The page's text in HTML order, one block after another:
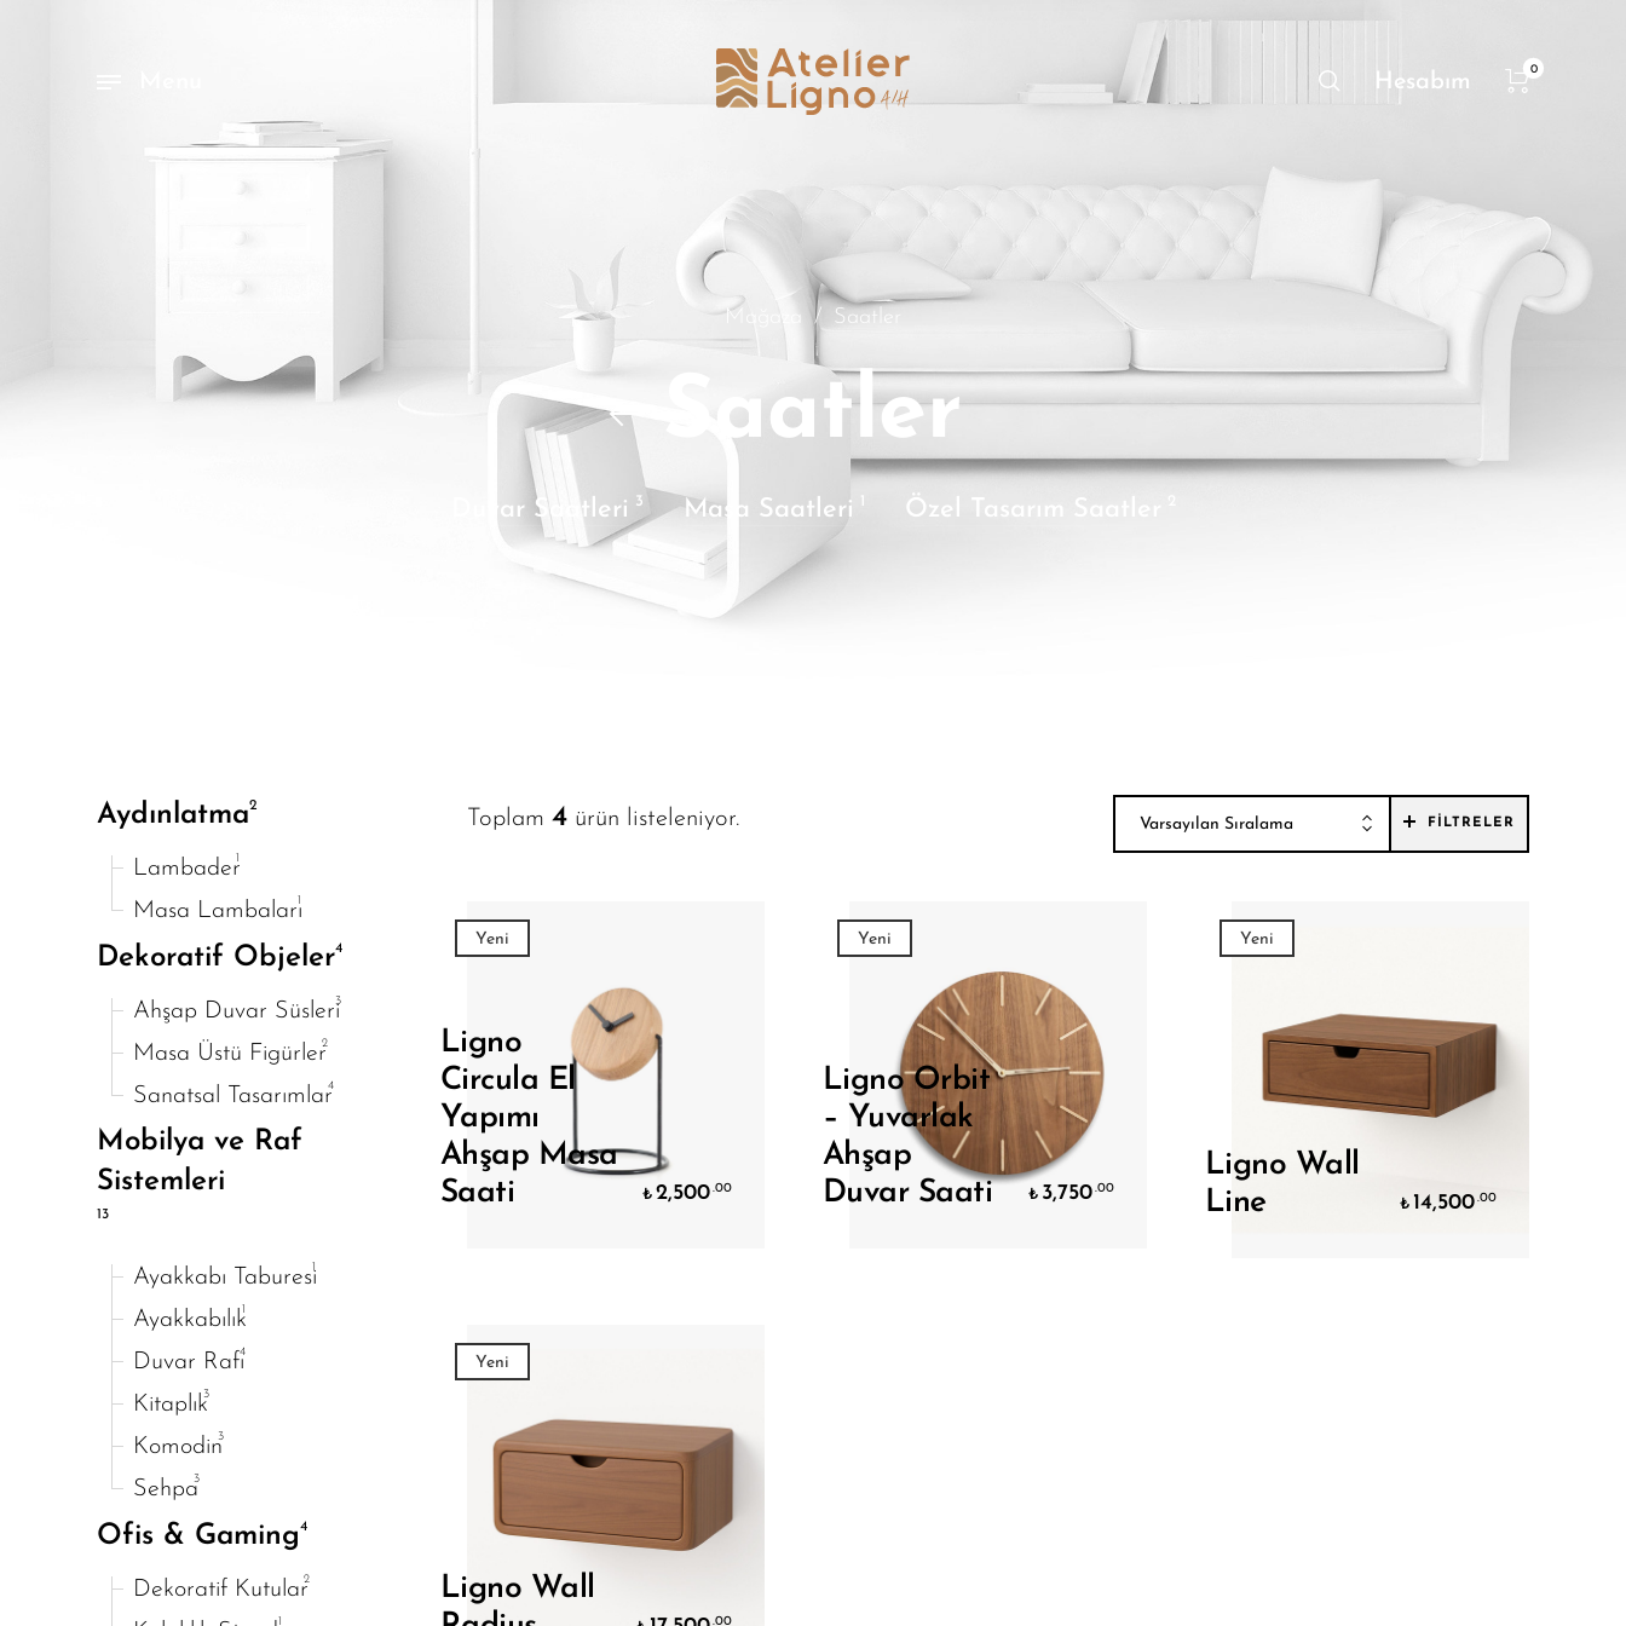
Hesabım
0
Mağaza / Saatler
Saatler
Duvar Saatleri 3 Masa Saatleri Özel Tasarım Saatler
Aydınlatma2
Lambader
1
Masa Lambaları
1
Dekoratif Objeler4
Ahşap Duvar Süsleri3
Masa Üstü Figürler2
Sanatsal Tasarımlar4
Mobilya ve Raf
Sistemleri
13
Ayakkabı Taburesi
1
Ayakkabılık
1
Duvar Rafı4
Kitaplık3
Komodin3
Sehpa3
Ofis & Gaming4
Dekoratif Kutular2
1
Toplam 4 ürün listeleniyor. Varsayılan Sıralama FILTRELER
Yeni
Ligno
Circula El
Yapımı
Ahşap Masa
Saati
₺ 2,500.00
Yeni
Ligno Orbit
– Yuvarlak
Ahşap
Duvar Saati
₺ 3,750.00
Yeni
Ligno Wall
Line
₺ 14,500.00
Yeni
Ligno Wall
.00